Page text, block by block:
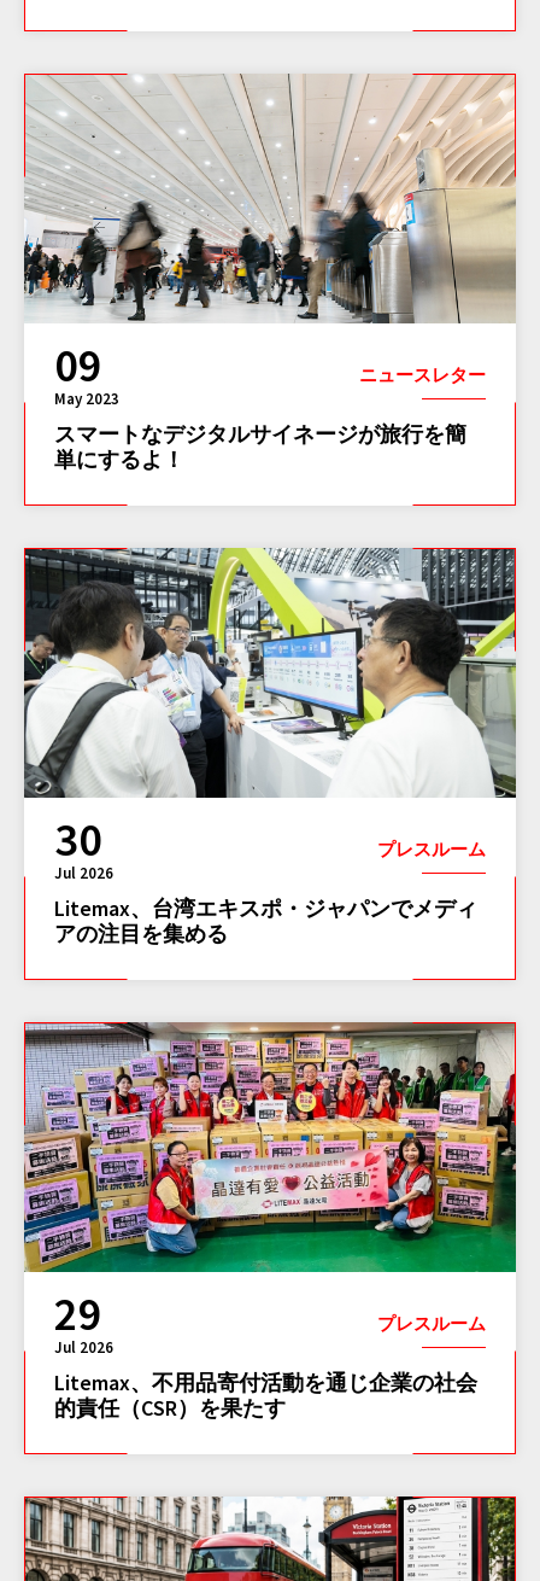
09
May 2023
ニュースレター
スマートなデジタルサイネージが旅行を簡
単にするよ！
30
Jul 2026
プレスルーム
Litemax、台湾エキスポ・ジャパンでメディ
アの注目を集める
29
Jul 2026
プレスルーム
Litemax、不用品寄付活動を通じ企業の社会
的責任（CSR）を果たす